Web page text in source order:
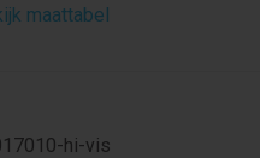
maattabel
hi-vis